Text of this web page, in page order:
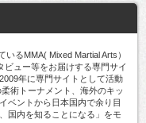
るMMA( Mixed Martial Arts）
ュー等をお届けする専門サイ
年に専門サイトとして活動
術トーナメント、海外のキッ
ベントから日本国内で余り目
国内を知ることになる」をモ